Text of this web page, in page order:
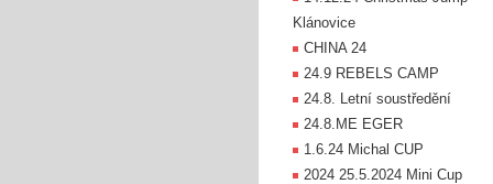
Klánovice
CHINA 24
24.9 REBELS CAMP
24.8. Letní soustředění
24.8.ME EGER
1.6.24 Michal CUP
2024 25.5.2024 Mini Cup